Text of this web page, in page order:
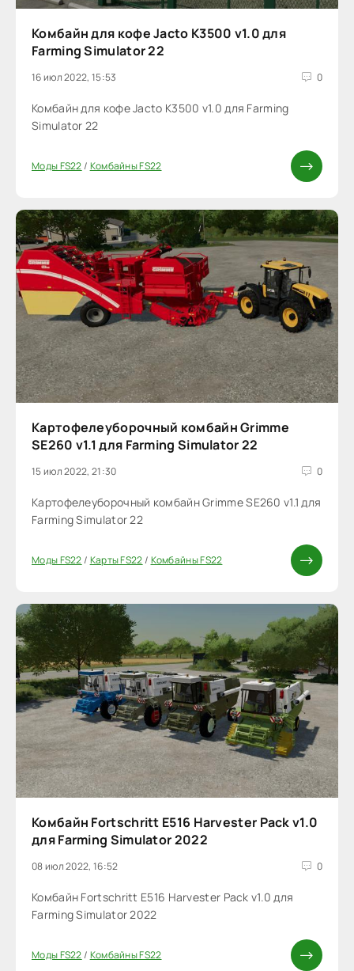
Комбайн для кофе Jacto K3500 v1.0 для
Farming Simulator 22
16 июл 2022, 15:53 0
Комбайн для кофе Jacto K3500 v1.0 для Farming
Simulator 22
Моды FS22/ Комбайны FS22
Картофелеуборочный комбайн Grimme
SE260 v1.1 для Farming Simulator 22
15 июл 2022, 21:30 0
Картофелеуборочный комбайн Grimme SE260 v1.1 для
Farming Simulator 22
Моды FS22/ Карты FS22/ Комбайны FS22
Комбайн Fortschritt E516 Harvester Pack v1.0
для Farming Simulator 2022
08 июл 2022, 16:52 0
Комбайн Fortschritt E516 Harvester Pack v1.0 для
Farming Simulator 2022
Моды FS22/ Комбайны FS22